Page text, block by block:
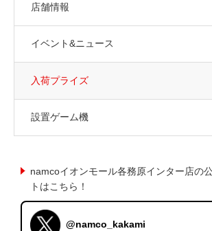
店舗情報
イベント&ニュース
入荷プライズ
設置ゲーム機
namcoイオンモール各務原インター店の
トはこちら！
@namco_kakami